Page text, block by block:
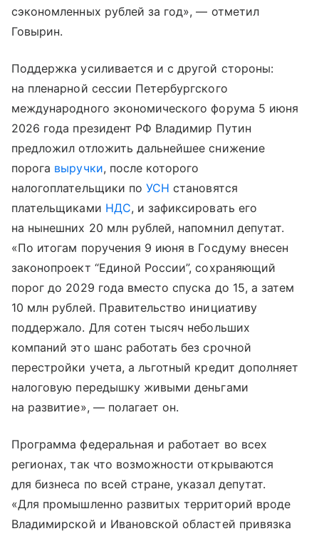
сэкономленных рублей за год», — отметил
Говырин.
Поддержка усиливается и с другой стороны:
на пленарной сессии Петербургского
международного экономического форума 5 июня
2026 года президент РФ Владимир Путин
предложил отложить дальнейшее снижение
порога выручки, после которого
налогоплательщики поУСН становятся
плательщиками НДС, и зафиксировать его
на нынешних 20 млн рублей, напомнил депутат.
«По итогам поручения 9 июня в Госдуму внесен
законопроект “Единой России”, сохраняющий
порог до 2029 года вместо спуска до 15, а затем
10 млн рублей. Правительство инициативу
поддержало. Для сотен тысяч небольших
компаний это шанс работать без срочной
перестройки учета, а льготный кредит дополняет
налоговую передышку живыми деньгами
на развитие», — полагает он.
Программа федеральная и работает во всех
регионах, так что возможности открываются
для бизнеса по всей стране, указал депутат.
«Для промышленно развитых территорий вроде
Владимирской и Ивановской областей привязка